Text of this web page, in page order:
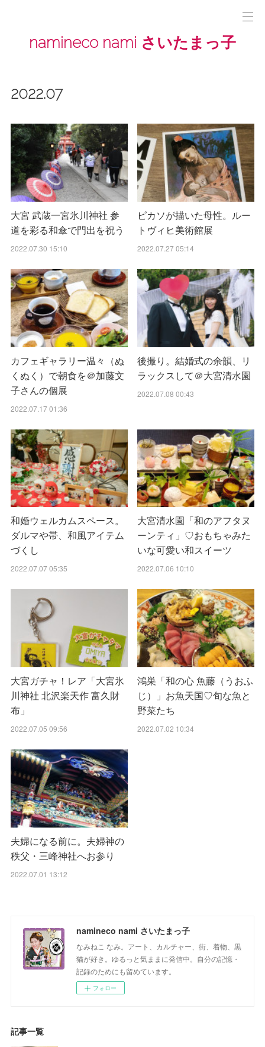
namineco nami さいたまっ子
2022.07
大宮 武蔵一宮氷川神社 参
道を彩る和傘で門出を祝う
2022.07.30 15:10
ピカソが描いた母性。ルー
トヴィヒ美術館展
2022.07.27 05:14
カフェギャラリー温々（ぬ
くぬく）で朝食を＠加藤文
子さんの個展
2022.07.17 01:36
後撮り。結婚式の余韻、リ
ラックスして＠大宮清水園
2022.07.08 00:43
和婚ウェルカムスペース。
ダルマや帯、和風アイテム
づくし
2022.07.07 05:35
大宮清水園「和のアフタヌ
ーンティ」♡おもちゃみた
いな可愛い和スイーツ
2022.07.06 10:10
大宮ガチャ！レア「大宮氷
川神社 北沢楽天作 富久財
布」
2022.07.05 09:56
鴻巣「和の心 魚藤（うおふ
じ）」お魚天国♡旬な魚と
野菜たち
2022.07.02 10:34
夫婦になる前に。夫婦神の
秩父・三峰神社へお参り
2022.07.01 13:12
namineco nami さいたまっ子
なみねこ なみ。アート、カルチャー、街、着物、黒
猫が好き。ゆるっと気ままに発信中。自分の記憶・
記録のためにも留めています。
フォロー
記事一覧